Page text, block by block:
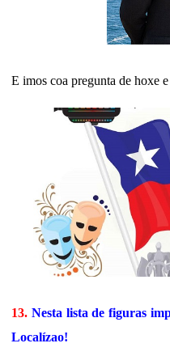
E imos coa pregunta de hoxe
13. Nesta lista de figuras
Localízao!